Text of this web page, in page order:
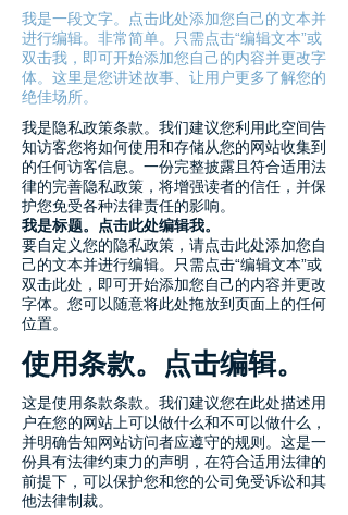
我是一段文字。点击此处添加您自己的文本并
进行编辑。非常简单。只需点击“编辑文本”或
双击我，即可开始添加您自己的内容并更改字
体。这里是您讲述故事、让用户更多了解您的
绝佳场所。
我是隐私政策条款。我们建议您利用此空间告
知访客您将如何使用和存储从您的网站收集到
的任何访客信息。一份完整披露且符合适用法
律的完善隐私政策，将增强读者的信任，并保
护您免受各种法律责任的影响。
我是标题。点击此处编辑我。
要自定义您的隐私政策，请点击此处添加您自
己的文本并进行编辑。只需点击“编辑文本”或
双击此处，即可开始添加您自己的内容并更改
字体。您可以随意将此处拖放到页面上的任何
位置。
使用条款。点击编辑。
这是使用条款条款。我们建议您在此处描述用
户在您的网站上可以做什么和不可以做什么，
并明确告知网站访问者应遵守的规则。这是一
份具有法律约束力的声明，在符合适用法律的
前提下，可以保护您和您的公司免受诉讼和其
他法律制裁。